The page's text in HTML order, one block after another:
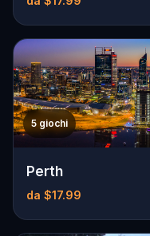
5 giochi
Perth
da $17.99